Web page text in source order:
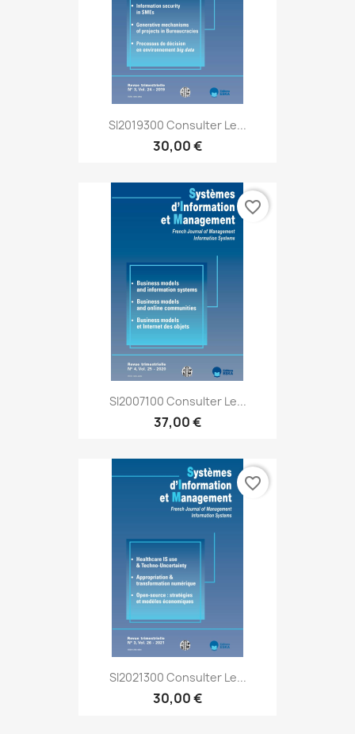
SI2019300 Consulter Le...
30,00 €
SI2007100 Consulter Le...
37,00 €
favorite_border
SI2021300 Consulter Le...
30,00 €
favorite_border